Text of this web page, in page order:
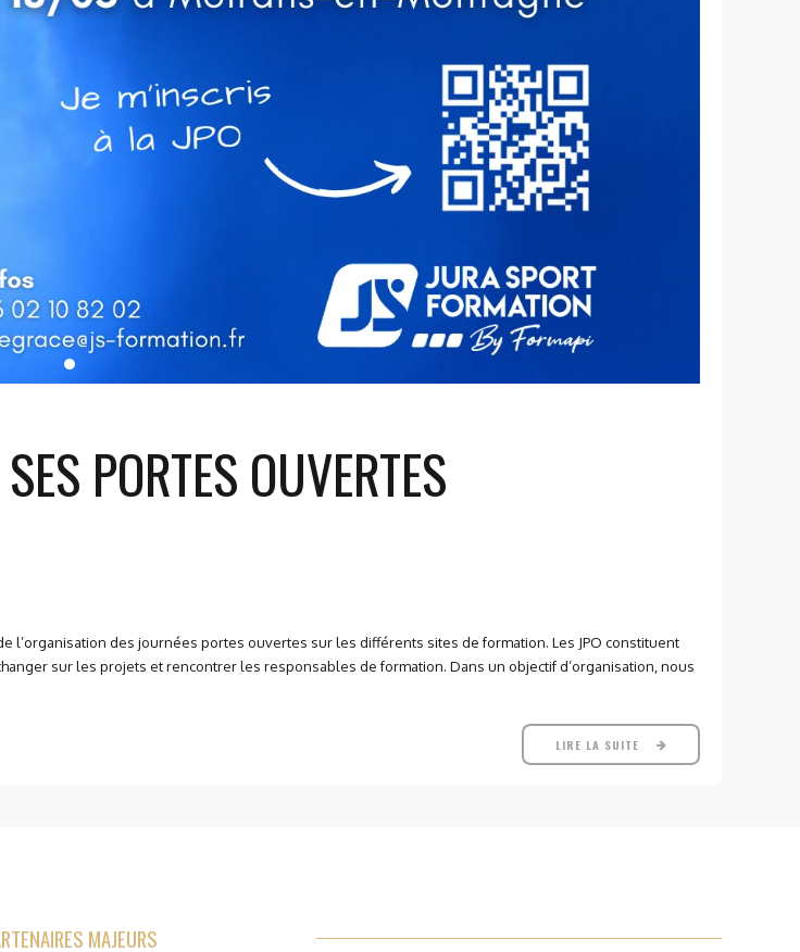
PORTES OUVERTES
l’organisation des journées portes ouvertes sur les différents sites de formation. Les JPO constituent
sur les projets et rencontrer les responsables de formation. Dans un objectif d’organisation, nous
LIRE LA SUITE
MAJEURS